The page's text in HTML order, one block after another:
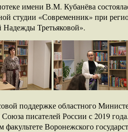
имени В.М. Кубанёва
студии «Современник» при
Надежды Третьяковой».
поддержке областного
писателей России с 2019
Воронежского